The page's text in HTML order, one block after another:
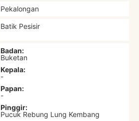
Pekalongan
Batik Pesisir
Badan:
Buketan
Kepala:
-
Papan:
-
Pinggir:
Pucuk Rebung Lung Kembang